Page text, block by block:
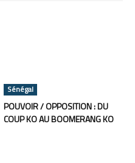
Sénégal
POUVOIR / OPPOSITION : DU
COUP KO AU BOOMERANG KO